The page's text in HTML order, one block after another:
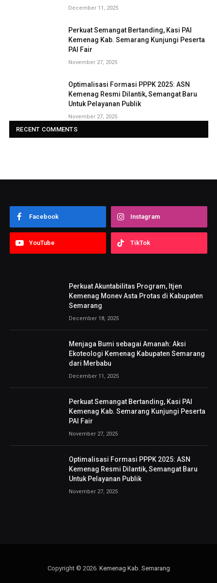
December 11, 2025
Perkuat Semangat Bertanding, Kasi PAI
Kemenag Kab. Semarang Kunjungi Peserta
PAI Fair
November 27, 2025
Optimalisasi Formasi PPPK 2025: ASN
Kemenag Resmi Dilantik, Semangat Baru
Untuk Pelayanan Publik
November 27, 2025
RECENT COMMENTS
Facebook Instagram
YouTube TikTok
Perkuat Akuntabilitas Program, Itjen
Kemenag Monev Asta Protas di Kabupaten
Semarang
December 18, 2025
Menjaga Bumi sebagai Amanah: Aksi
Ekoteologi Kemenag Kabupaten Semarang
dari Merbabu
December 11, 2025
Perkuat Semangat Bertanding, Kasi PAI
Kemenag Kab. Semarang Kunjungi Peserta
PAI Fair
November 27, 2025
Optimalisasi Formasi PPPK 2025: ASN
Kemenag Resmi Dilantik, Semangat Baru
Untuk Pelayanan Publik
November 27, 2025
Copyright © 2026. Kemenag Kab. Semarang